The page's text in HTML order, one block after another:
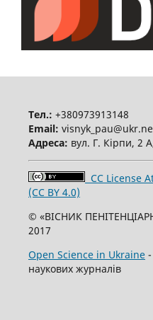
Тел.: +380973913148
Email:
Адреса: вул. Г. Кірпи, 2
CC License
(CC BY 4.0)
© «ВІСНИК
2017
Open Science in Ukraine-
наукових журналів